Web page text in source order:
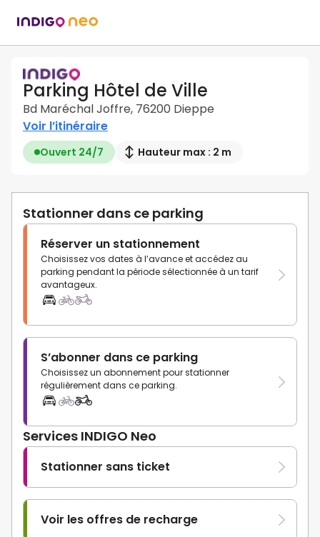
Parking Hôtel de Ville
Bd Maréchal Joffre, 76200 Dieppe
Voir l’itinéraire
Ouvert 24/7 Hauteur max : 2 m
Stationner dans ce parking
Réserver un stationnement
Choisissez vos dates à l’avance et accédez au
parking pendant la période sélectionnée à un tarif
avantageux.
S’abonner dans ce parking
Choisissez un abonnement pour stationner
régulièrement dans ce parking.
Services INDIGO Neo
Stationner sans ticket
Voir les offres de recharge